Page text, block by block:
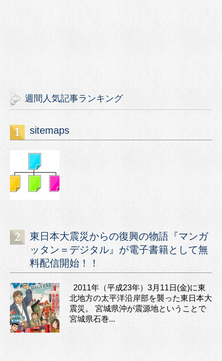
週間人気記事ランキング
sitemaps
東日本大震災からの復興の物語『マンガ
ッタン＝デジタル』が電子書籍として無
料配信開始！！
2011年（平成23年）3月11日(金)に東
北地方の太平洋沿岸部を襲った東日本大
震災。 宮城県沖が震源地ということで
宮城県石巻...